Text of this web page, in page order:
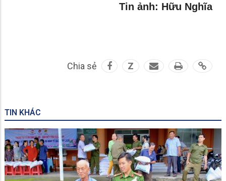
Tin ảnh: Hữu Nghĩa
Chia sẻ Z
TIN KHÁC